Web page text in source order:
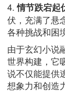
4.情节跌宕起
伏，充满了悬
各种挑战和困
由于玄幻小说
世界构建，它
说不仅能提供
想象力和创造